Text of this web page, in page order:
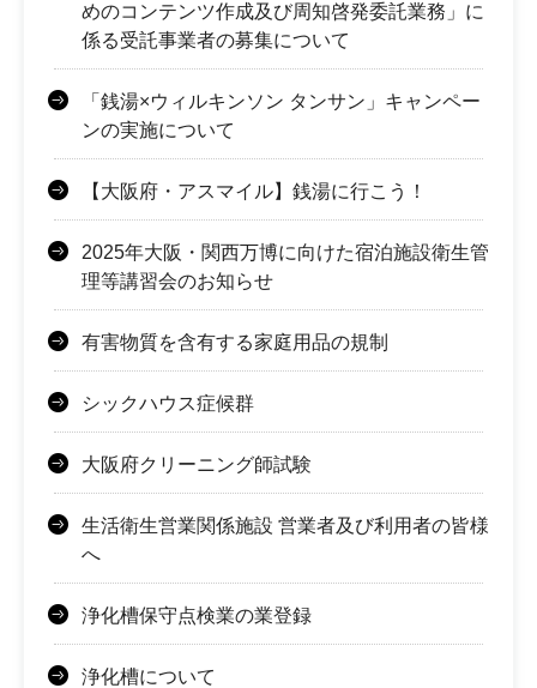
めのコンテンツ作成及び周知啓発委託業務」に
係る受託事業者の募集について
「銭湯×ウィルキンソン タンサン」キャンペー
ンの実施について
【大阪府・アスマイル】銭湯に行こう！
2025年大阪・関西万博に向けた宿泊施設衛生管
理等講習会のお知らせ
有害物質を含有する家庭用品の規制
シックハウス症候群
大阪府クリーニング師試験
生活衛生営業関係施設 営業者及び利用者の皆様
へ
浄化槽保守点検業の業登録
浄化槽について